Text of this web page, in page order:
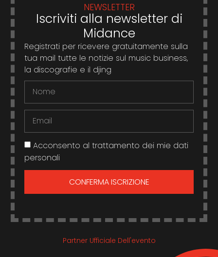
NEWSLETTER
Iscriviti alla newsletter di
Midance
Registrati per ricevere gratuitamente sulla
tua mail tutte le notizie sul music business,
la discografie e il djing
Acconsento al trattamento dei mie dati
personali
CONFERMA ISCRIZIONE
Partner Ufficiale Dell'evento